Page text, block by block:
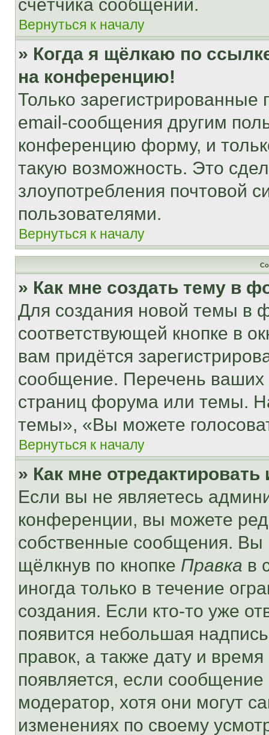
счётчика сообщений.
Вернуться к началу
» Когда я щёлкаю по
на конференцию!
Только зарегистрированные
email-сообщения другим
конференцию форму, и
такую возможность. Это
злоупотребления почтовой
пользователями.
Вернуться к началу
» Как мне создать тему в
Для создания новой темы в
соответствующей кнопке в
вам придётся
сообщение. Перечень ваших
страниц форума или темы.
темы», «Вы можете
Вернуться к началу
» Как мне
Если вы не являетесь
конференции, вы можете
собственные сообщения. Вы
щёлкнув по кнопке Правка в
иногда только в течение
создания. Если кто-то уже
появится небольшая
правок, а также дату и
появляется, если
модератор, хотя они могут
изменениях по своему